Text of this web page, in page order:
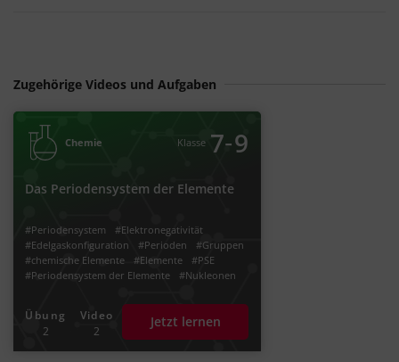
Zugehörige Videos und Aufgaben
Chemie Klasse 7‐9
Das Periodensystem der Elemente
#Periodensystem
#Elektronegativität
#Edelgaskonfiguration
#Perioden
#Gruppen
#chemische Elemente
#Elemente
#PSE
#Periodensystem der Elemente
#Nukleonen
#Chemisches Element
#Protonenzahl
#chemisches Symbol
#Ordnungszahl
#Atommasse
#Atomkern
#Kernladungszahl
#Schalen
Übung
2
Video
2
Jetzt lernen